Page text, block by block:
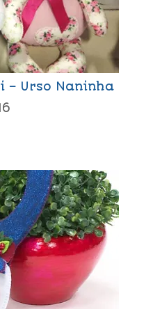
– Urso Naninha